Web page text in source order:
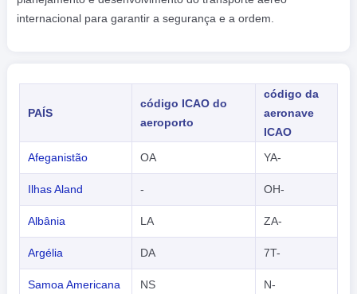
internacional para garantir a segurança e a ordem.
PAÍS
código ICAO do
aeroporto
código da
aeronave
ICAO
Afeganistão
OA YA-
Ilhas Aland - OH-
Albânia LA ZA-
Argélia DA 7T-
Samoa Americana NS N-